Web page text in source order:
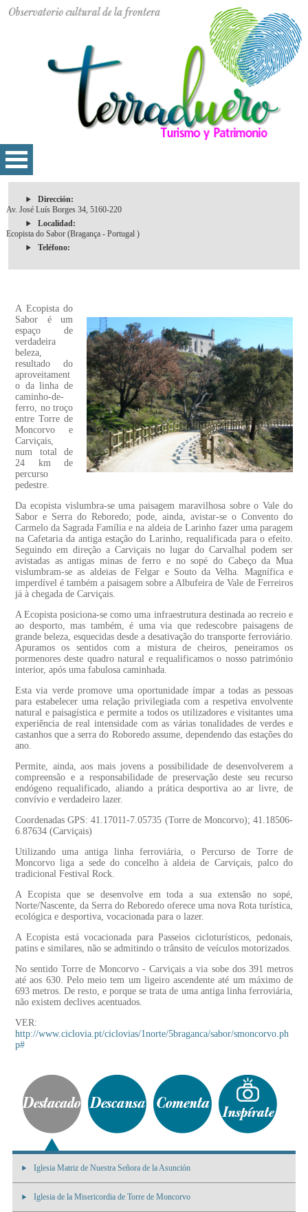
Dirección:
Av. José Luís Borges 34, 5160-220
Localidad:
Ecopista do Sabor (Bragança - Portugal )
Teléfono:
A Ecopista do
Sabor é um
espaço de
verdadeira
beleza,
resultado do
aproveitament
o da linha de
caminho-de-
ferro, no troço
entre Torre de
Moncorvo e
Carviçais,
num total de
24 km de
percurso
pedestre.
Da ecopista vislumbra-se uma paisagem maravilhosa sobre o Vale do
Sabor e Serra do Reboredo; pode, ainda, avistar-se o Convento do
Carmelo da Sagrada Família e na aldeia de Larinho fazer uma paragem
na Cafetaria da antiga estação do Larinho, requalificada para o efeito.
Seguindo em direção a Carviçais no lugar do Carvalhal podem ser
avistadas as antigas minas de ferro e no sopé do Cabeço da Mua
vislumbram-se as aldeias de Felgar e Souto da Velha. Magnífica e
imperdível é também a paisagem sobre a Albufeira de Vale de Ferreiros
já à chegada de Carviçais.
A Ecopista posiciona-se como uma infraestrutura destinada ao recreio e
ao desporto, mas também, é uma via que redescobre paisagens de
grande beleza, esquecidas desde a desativação do transporte ferroviário.
Apuramos os sentidos com a mistura de cheiros, peneiramos os
pormenores deste quadro natural e requalificamos o nosso património
interior, após uma fabulosa caminhada.
Esta via verde promove uma oportunidade ímpar a todas as pessoas
para estabelecer uma relação privilegiada com a respetiva envolvente
natural e paisagística e permite a todos os utilizadores e visitantes uma
experiência de real intensidade com as várias tonalidades de verdes e
castanhos que a serra do Roboredo assume, dependendo das estações do
ano.
Permite, ainda, aos mais jovens a possibilidade de desenvolverem a
compreensão e a responsabilidade de preservação deste seu recurso
endógeno requalificado, aliando a prática desportiva ao ar livre, de
convívio e verdadeiro lazer.
Coordenadas GPS: 41.17011-7.05735 (Torre de Moncorvo); 41.18506-
6.87634 (Carviçais)
Utilizando uma antiga linha ferroviária, o Percurso de Torre de
Moncorvo liga a sede do concelho à aldeia de Carviçais, palco do
tradicional Festival Rock.
A Ecopista que se desenvolve em toda a sua extensão no sopé,
Norte/Nascente, da Serra do Reboredo oferece uma nova Rota turística,
ecológica e desportiva, vocacionada para o lazer.
A Ecopista está vocacionada para Passeios cicloturísticos, pedonais,
patins e similares, não se admitindo o trânsito de veículos motorizados.
No sentido Torre de Moncorvo - Carviçais a via sobe dos 391 metros
até aos 630. Pelo meio tem um ligeiro ascendente até um máximo de
693 metros. De resto, e porque se trata de uma antiga linha ferroviária,
não existem declives acentuados.
VER:
http://www.ciclovia.pt/ciclovias/1norte/5braganca/sabor/smoncorvo.ph
p#
Iglesia Matriz de Nuestra Señora de la Asunción
Iglesia de la Misericordia de Torre de Moncorvo